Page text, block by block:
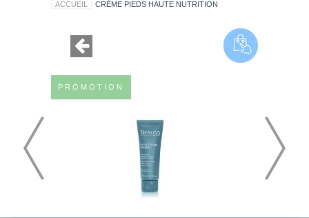
ACCUEIL CRÈME PIEDS HAUTE NUTRITION
PROMOTION